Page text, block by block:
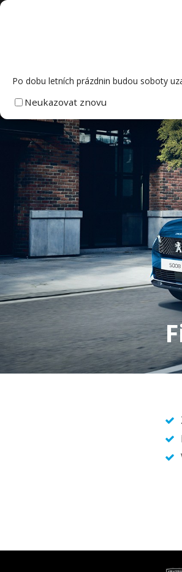
Po dobu letních prázdnin budou soboty
Neukazovat znovu